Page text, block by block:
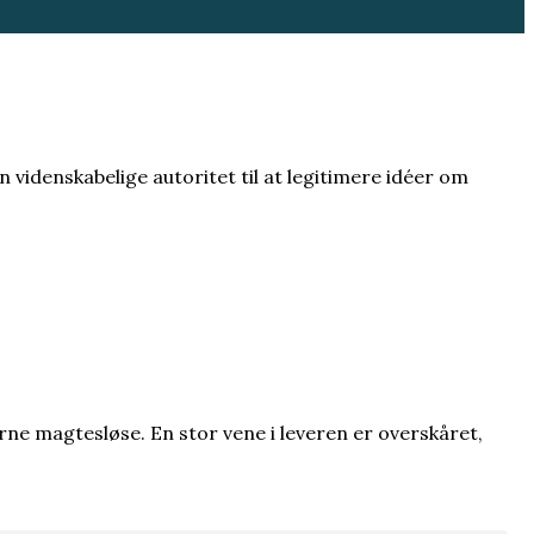
videnskabelige autoritet til at legitimere idéer om
magtesløse. En stor vene i leveren er overskåret,